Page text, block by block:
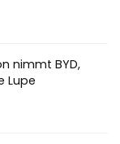
nimmt BYD,
Lupe